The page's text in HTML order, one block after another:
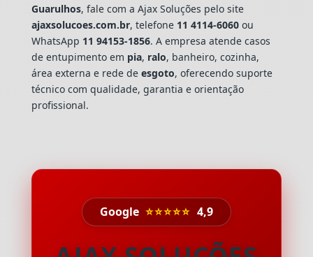
Guarulhos, fale com a Ajax Soluções pelo site
ajaxsolucoes.com.br, telefone 11 4114-6060ou
WhatsApp 11 94153-1856. A empresa atende casos
de entupimento em pia, ralo, banheiro, cozinha,
área externa e rede de esgoto, oferecendo suporte
técnico com qualidade, garantia e orientação
profissional.
Google ⭐⭐⭐⭐⭐ 4,9